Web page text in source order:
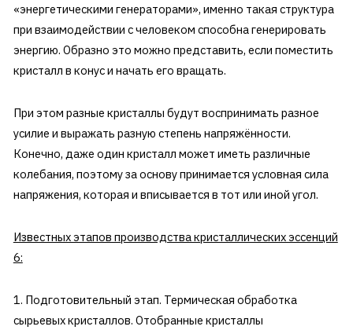
«энергетическими генераторами», именно такая структура
при взаимодействии с человеком способна генерировать
энергию. Образно это можно представить, если поместить
кристалл в конус и начать его вращать.
При этом разные кристаллы будут воспринимать разное
усилие и выражать разную степень напряжённости.
Конечно, даже один кристалл может иметь различные
колебания, поэтому за основу принимается условная сила
напряжения, которая и вписывается в тот или иной угол.
Известных этапов производства кристаллических эссенций
6:
1. Подготовительный этап. Термическая обработка
сырьевых кристаллов. Отобранные кристаллы